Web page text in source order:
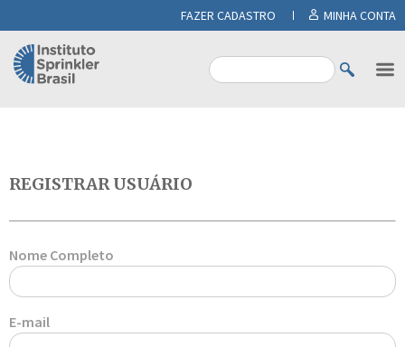
FAZER CADASTRO MINHA CONTA
REGISTRAR USUÁRIO
Nome Completo
E-mail